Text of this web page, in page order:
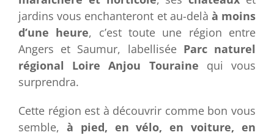
jardins vous enchanteront et au-delà à moins
d’une heure, c’est toute une région entre
Angers et Saumur, labellisée Parc naturel
régional Loire
Anjou Touraine qui vous
surprendra.
Cette région est à découvrir comme bon vous
semble, à pied, en vélo, en voiture, en